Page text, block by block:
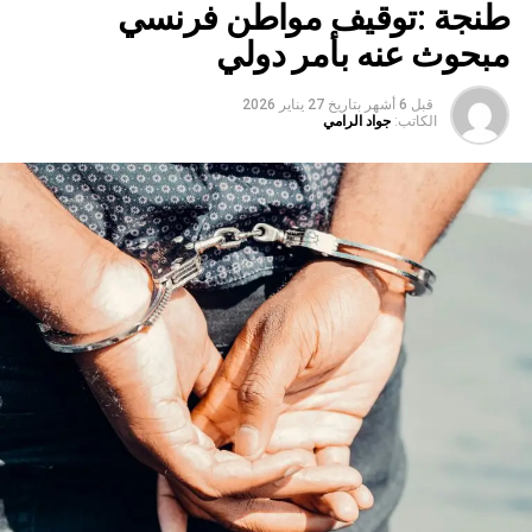
طنجة :توقيف مواطن فرنسي
مبحوث عنه بأمر دولي
قبل 6 أشهر بتاريخ 27 يناير 2026
الكاتب: جواد الرامي